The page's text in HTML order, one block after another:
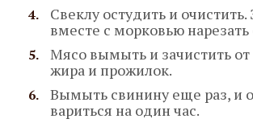
Свеклу остудить и очистить.
вместе с морковью
Мясо вымыть и зачистить
жира и прожилок.
Вымыть свинину еще раз, и
вариться на один час.